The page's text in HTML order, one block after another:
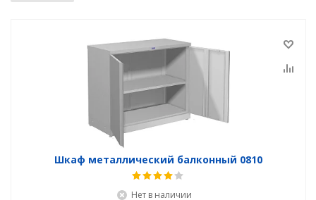
Шкаф металлический балконный 0810
Нет в наличии